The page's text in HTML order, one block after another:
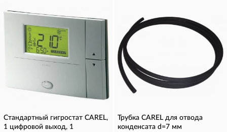
Стандартный гигростат CAREL,
1 цифровой выход, 1
Трубка CAREL для отвода
конденсата d=7 мм